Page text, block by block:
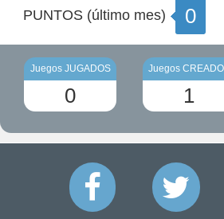
PUNTOS (último mes) 0
Juegos JUGADOS
0
Juegos
1